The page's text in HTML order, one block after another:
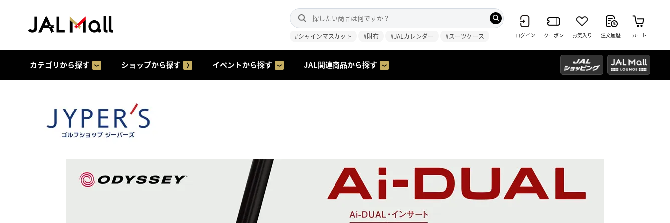
#シャインマスカット #財布 #JALカレンダー #スーツケース ログイン クーポン お気入り 注文履歴 カート
カテゴリから探す ショップから探す イベントから探す JAL関連商品から探す